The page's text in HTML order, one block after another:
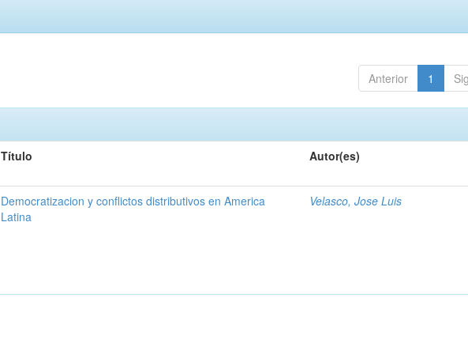
Anterior 1
Título Autor(es)
Democratizacion y conflictos distributivos en America
Latina
Velasco, Jose Luis